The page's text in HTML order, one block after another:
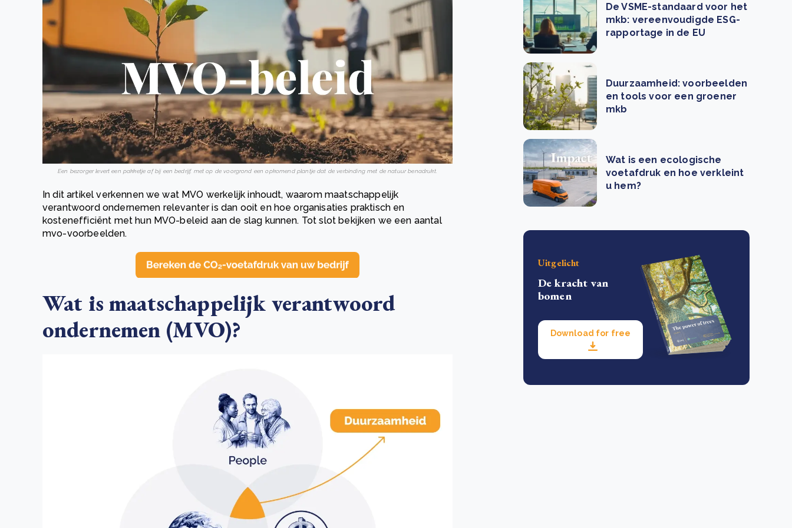
Een bezorger levert een pakketje af bij een bedrijf, met op de voorgrond een opkomend plantje dat de verbinding met de natuur benadrukt.
In dit artikel verkennen we wat MVO werkelijk inhoudt, waarom maatschappelijk
verantwoord ondernemen relevanter is dan ooit en hoe organisaties praktisch en
kostenefficiënt met hun MVO-beleid aan de slag kunnen. Tot slot bekijken we een aantal
mvo-voorbeelden.
Wat is maatschappelijk verantwoord
ondernemen (MVO)?
De VSME-standaard voor het
mkb: vereenvoudigde ESG-
rapportage in de EU
Duurzaamheid: voorbeelden
en tools voor een groener
mkb
Wat is een ecologische
voetafdruk en hoe verkleint
u hem?
Uitgelicht
De kracht van
bomen
Download for free